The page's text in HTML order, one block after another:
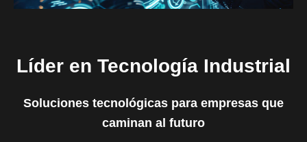
Líder en Tecnología Industrial
Soluciones tecnológicas para empresas que
caminan al futuro